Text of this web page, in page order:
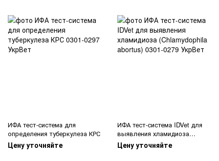
ИФА тест-система для
определения туберкулеза КРС
Цену уточняйте
ИФА тест-система IDVet для
выявления хламидиоза
(Chlamydophila abortus)
Цену уточняйте